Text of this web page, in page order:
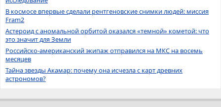
В космосе впервые сделали рентгеновские снимки людей: миссия
Fram2
Астероид с аномальной орбитой оказался «темной» кометой: что
это значит для Земли
Российско-американский экипаж отправился на МКС на восемь
месяцев
Тайна звезды Акамар: почему она исчезла с карт древних
астрономов?